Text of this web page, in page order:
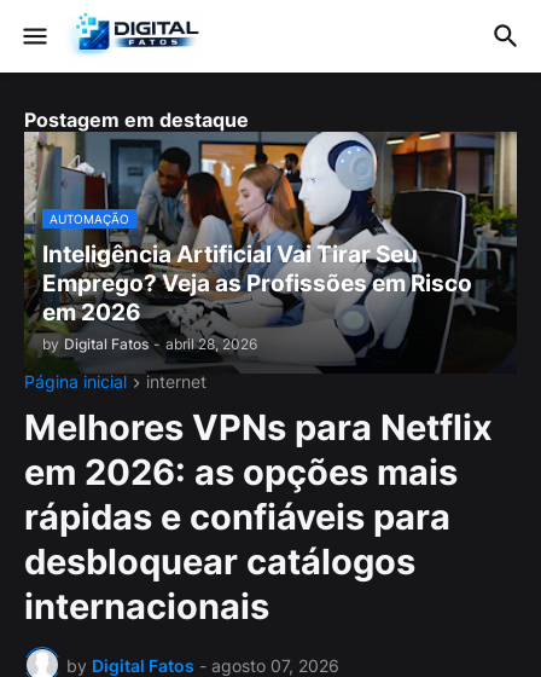
Postagem em destaque
AUTOMAÇÃO
Inteligência Artificial Vai Tirar Seu
Emprego? Veja as Profissões em Risco
em 2026
by Digital Fatos - abril 28, 2026
Página inicial internet
Melhores VPNs para Netflix
em 2026: as opções mais
rápidas e confiáveis para
desbloquear catálogos
internacionais
by Digital Fatos - agosto 07, 2026